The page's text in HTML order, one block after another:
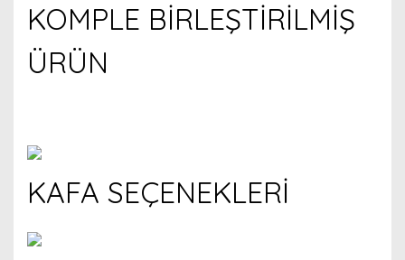
KOMPLE BİRLEŞTİRİLMİŞ
ÜRÜN
KAFA SEÇENEKLERİ